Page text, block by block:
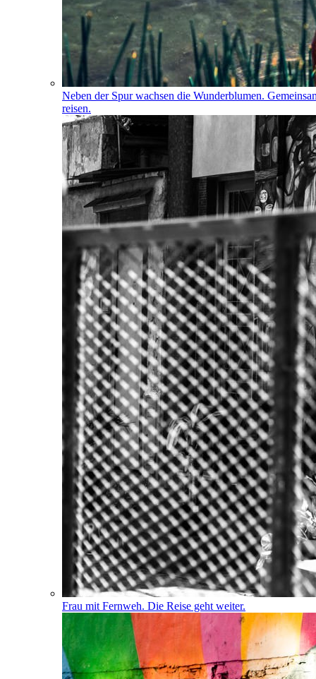
Neben der Spur wachsen die Wunderblumen.
reisen.
Frau mit Fernweh. Die Reise geht weiter.